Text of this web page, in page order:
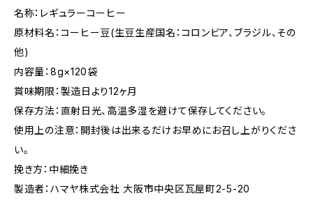
名称：レギュラーコーヒー
原材料名：コーヒー豆(生豆生産国名：コロンビア、ブラジル、その
他)
内容量：8g×120袋
賞味期限：製造日より12ヶ月
保存方法：直射日光、高温多湿を避けて保存してください。
使用上の注意：開封後は出来るだけお早めにお召し上がりくださ
い。
挽き方：中細挽き
製造者：ハマヤ株式会社 大阪市中央区瓦屋町2-5-20